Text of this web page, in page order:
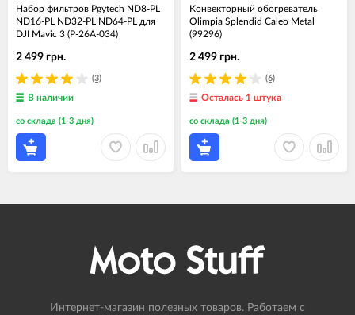
Набор фильтров Pgytech ND8-PL
ND16-PL ND32-PL ND64-PL для
DJI Mavic 3 (P-26A-034)
(3)
2 499 грн.
В наличии
со склада (1-3 дня)
Конвекторный обогреватель
Olimpia Splendid Caleo Metal
(99296)
(6)
2 499 грн.
Осталась 1 штука
со склада (1-3 дня)
Интернет-магазин полезных товаров. Работаем с